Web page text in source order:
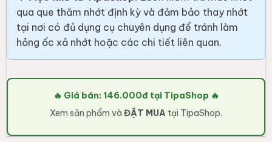
Nhớt Castrol Activ 20W40 1L dùng êm, máy vận hành ổn định
và bảo vệ động cơ khá tốt
Đánh giá sản phẩm